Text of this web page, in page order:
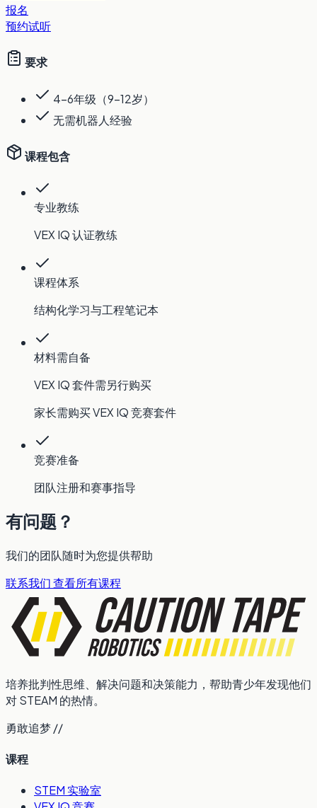
报名
预约试听
要求
4-6年级（9-12岁）
无需机器人经验
课程包含
专业教练
VEX IQ 认证教练
课程体系
结构化学习与工程笔记本
材料需自备
VEX IQ 套件需另行购买
家长需购买 VEX IQ 竞赛套件
竞赛准备
团队注册和赛事指导
有问题？
我们的团队随时为您提供帮助
联系我们查看所有课程
培养批判性思维、解决问题和决策能力，帮助青少年发现他们
对 STEAM 的热情。
勇敢追梦 //
课程
STEM 实验室